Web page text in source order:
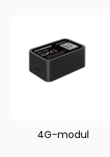
4G-modul